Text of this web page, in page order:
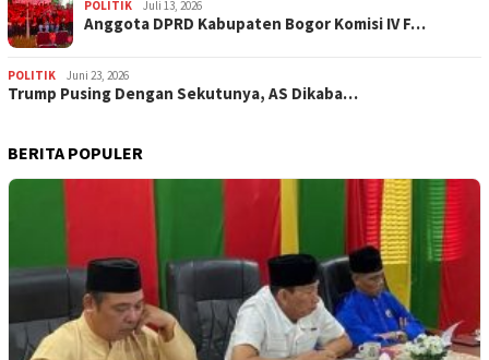
POLITIK Juli 13, 2026
Anggota DPRD Kabupaten Bogor Komisi IV F…
POLITIK Juni 23, 2026
Trump Pusing Dengan Sekutunya, AS Dikaba…
BERITA POPULER